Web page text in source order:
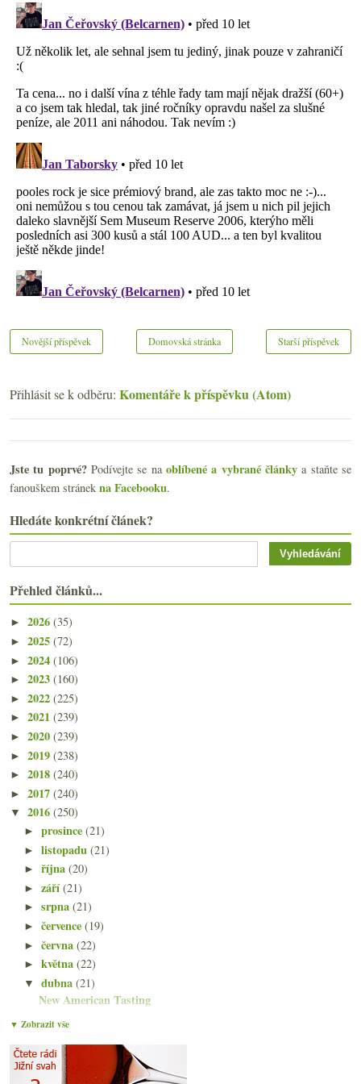
Novější příspěvek Starší příspěvek
Domovská stránka
Přihlásit se k odběru: Komentáře k příspěvku (Atom)
Jste tu poprvé?Podívejte se naoblíbené a vybrané články a staňte se
fanouškem stránek na Facebooku.
Hledáte konkrétní článek?
Přehled článků...
► 2026 (35)
► 2025 (72)
► 2024 (106)
► 2023 (160)
► 2022 (225)
► 2021 (239)
► 2020 (239)
► 2019 (238)
► 2018 (240)
► 2017 (240)
▼ 2016 (250)
►prosince(21)
►listopadu(21)
►října(20)
►září(21)
►srpna(21)
►července(19)
►června(22)
►května(22)
▼dubna(21)
New American Tasting
M&S Manzanilla, Del Duque, East India Solera
Croatina aneb na Itálii nikdy nebude dost času
Třebívlice, Bettina Lobkowicz, Deiss, manzanilla…
▼ Zobrazit vše